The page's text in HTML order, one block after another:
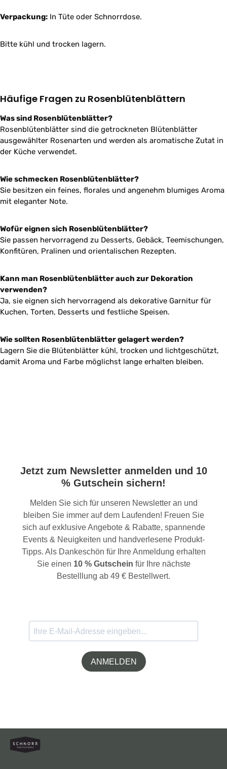
Verpackung: In Tüte oder Schnorrdose.
Bitte kühl und trocken lagern.
Häufige Fragen zu Rosenblütenblättern
Was sind Rosenblütenblätter?
Rosenblütenblätter sind die getrockneten Blütenblätter
ausgewählter Rosenarten und werden als aromatische Zutat in
der Küche verwendet.
Wie schmecken Rosenblütenblätter?
Sie besitzen ein feines, florales und angenehm blumiges Aroma
mit eleganter Note.
Wofür eignen sich Rosenblütenblätter?
Sie passen hervorragend zu Desserts, Gebäck, Teemischungen,
Konfitüren, Pralinen und orientalischen Rezepten.
Kann man Rosenblütenblätter auch zur Dekoration
verwenden?
Ja, sie eignen sich hervorragend als dekorative Garnitur für
Kuchen, Torten, Desserts und festliche Speisen.
Wie sollten Rosenblütenblätter gelagert werden?
Lagern Sie die Blütenblätter kühl, trocken und lichtgeschützt,
damit Aroma und Farbe möglichst lange erhalten bleiben.
Jetzt zum Newsletter anmelden und 10
% Gutschein sichern!
Melden Sie sich für unseren Newsletter an und
bleiben Sie immer auf dem Laufenden! Freuen Sie
sich auf exklusive Angebote & Rabatte, spannende
Events & Neuigkeiten und handverlesene Produkt-
Tipps. Als Dankeschön für Ihre Anmeldung erhalten
Sie einen 10 % Gutschein für Ihre nächste
Bestelllung ab 49 € Bestellwert.
ANMELDEN